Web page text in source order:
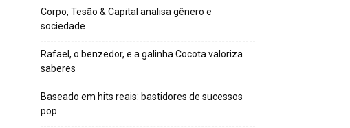
Corpo, Tesão & Capital analisa gênero e
sociedade
Rafael, o benzedor, e a galinha Cocota valoriza
saberes
Baseado em hits reais: bastidores de sucessos
pop